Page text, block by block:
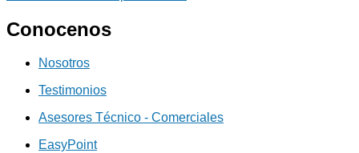
Conocenos
Nosotros
Testimonios
Asesores Técnico - Comerciales
EasyPoint